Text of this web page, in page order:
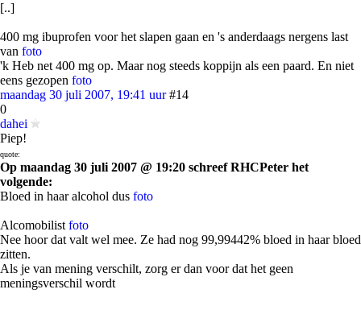
[..]
400 mg ibuprofen voor het slapen gaan en 's anderdaags nergens last
van foto
'k Heb net 400 mg op. Maar nog steeds koppijn als een paard. En niet
eens gezopen foto
maandag 30 juli 2007, 19:41 uur #14
0
dahei
Piep!
quote:
Op maandag 30 juli 2007 @ 19:20 schreef RHCPeter het
volgende:
Bloed in haar alcohol dus foto
Alcomobilist foto
Nee hoor dat valt wel mee. Ze had nog 99,99442% bloed in haar bloed
zitten.
Als je van mening verschilt, zorg er dan voor dat het geen
meningsverschil wordt